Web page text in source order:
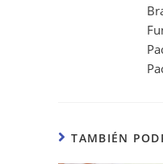
TAMBIÉN